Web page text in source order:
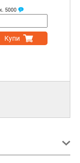
5000
Купи